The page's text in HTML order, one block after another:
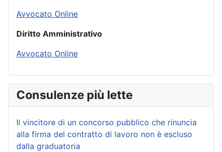
Avvocato Online
Diritto Amministrativo
Avvocato Online
Consulenze più lette
Il vincitore di un concorso pubblico che rinuncia
alla firma del contratto di lavoro non è escluso
dalla graduatoria